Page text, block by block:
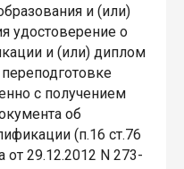
и (или)
удостоверение о
и (или) диплом
с получением
об
(п.16 ст.76
от 29.12.2012 N 273-